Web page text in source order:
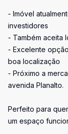
- Imóvel
investidores
- Também aceita
- Excelente
boa localização
- Próximo a
avenida Planalto.
Perfeito para
um espaço